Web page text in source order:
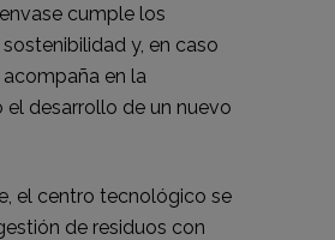
cumple los
y, en caso
en la
el desarrollo de un nuevo
el centro tecnológico se
de residuos con